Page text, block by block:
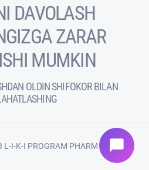
DAVOLASH
ZARAR
MUMKIN
OLDIN SHIFOKOR BILAN
I-K-I PROGRAM PHARM chat_bubble